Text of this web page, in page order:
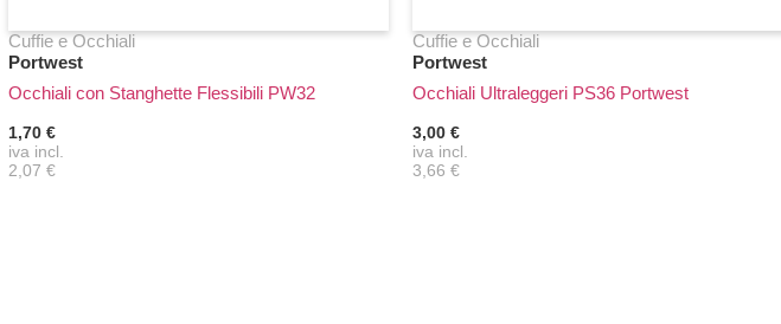
Cuffie e Occhiali
Portwest
Occhiali con Stanghette Flessibili PW32
1,70 €
iva incl.
2,07 €
Cuffie e Occhiali
Portwest
Occhiali Ultraleggeri PS36 Portwest
3,00 €
iva incl.
3,66 €